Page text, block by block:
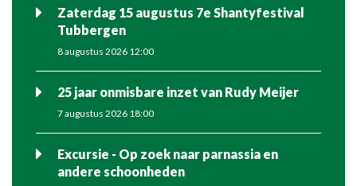
Zaterdag 15 augustus 7e Shantyfestival
Tubbergen
8 augustus 2026 12:00
25 jaar onmisbare inzet van Rudy Meijer
7 augustus 2026 18:00
Excursie - Op zoek naar parnassia en
andere schoonheden